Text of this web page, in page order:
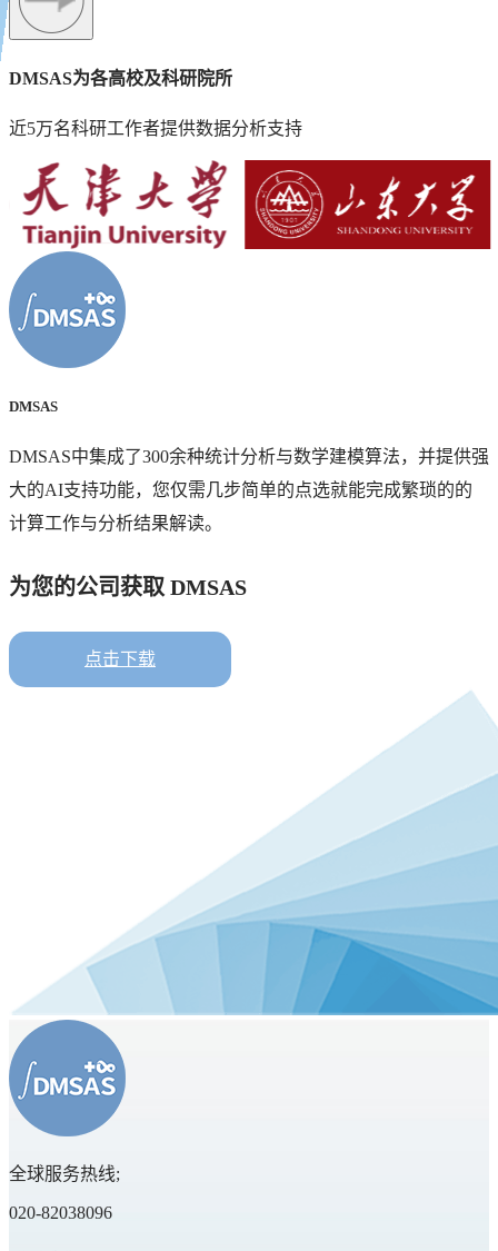
酷酷牛老师
DMSAS在智能化统计分析方面表现相当出色，其AI助手功
使用门槛！好用便捷的工具很难得，将推荐给学生使用！
DMSAS为各高校及科研院所
近5万名科研工作者提供数据分析支持
DMSAS
DMSAS中集成了300余种统计分析与数学建模算法，并提供强
大的AI支持功能，您仅需几步简单的点选就能完成繁琐的的
计算工作与分析结果解读。
为您的公司获取 DMSAS
点击下载
全球服务热线;
020-82038096